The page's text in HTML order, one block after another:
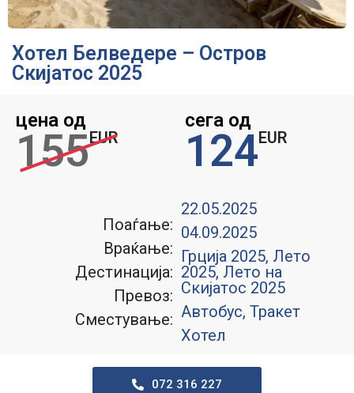
Хотел Белведере – Остров
Скијатос 2025
цена од
155EUR
сега од
124EUR
Поаѓање:
Враќање:
Дестинација:
Превоз:
Сместување:
22.05.2025
04.09.2025
Грција 2025, Лето
2025, Лето на
Скијатос 2025
Автобус, Тракет
Хотел
072 316 227